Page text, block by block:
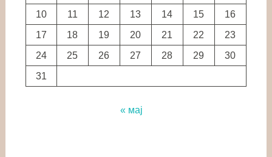
10
11 12 13 14 15
16
17
18 19 20 21 22
23
24
25 26 27 28 29
30
31
« мај